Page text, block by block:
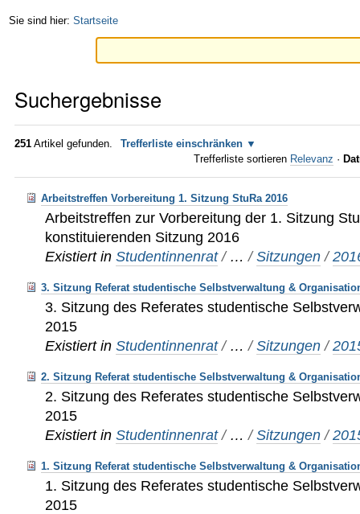
Sie sind hier: Startseite
Suchergebnisse
251 Artikel gefunden.
Trefferliste einschränken
Trefferliste sortieren Relevanz ·
Arbeitstreffen Vorbereitung 1. Sitzung StuRa 2016
Arbeitstreffen zur Vorbereitung der 1. Sitzung
konstituierenden Sitzung 2016
Existiert in Studentinnenrat / …/Sitzungen /
3. Sitzung Referat studentische Selbstverwaltung &
3. Sitzung des Referates studentische
2015
Existiert in Studentinnenrat / …/Sitzungen /
2. Sitzung Referat studentische Selbstverwaltung &
2. Sitzung des Referates studentische
2015
Existiert in Studentinnenrat / …/Sitzungen /
1. Sitzung Referat studentische Selbstverwaltung &
1. Sitzung des Referates studentische
2015